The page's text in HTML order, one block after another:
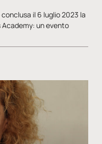
il 6 luglio 2023 la
Academy: un evento